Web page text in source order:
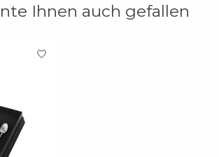
Ihnen auch gefallen
Artikel